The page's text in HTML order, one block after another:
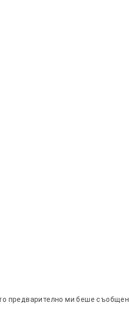
предварително ми беше съобщен.